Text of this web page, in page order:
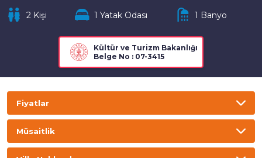
2 Kişi 1 Yatak Odası 1 Banyo
Kültür ve Turizm Bakanlığı
Belge No : 07-3415
Fiyatlar
Gecelik Haftalık
Müsaitlik